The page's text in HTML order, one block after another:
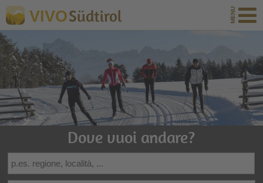
VIVOSüdtirol
Dove vuoi andare?